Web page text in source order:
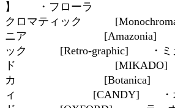
】 ・フローラ
クロマティック
ニア [Amazonia] ・レ
ック [Retro-graphic] ・ミ
ド [MIKADO] ・
カ [Botanica] ・キ
ィ [CANDY] ・オッ